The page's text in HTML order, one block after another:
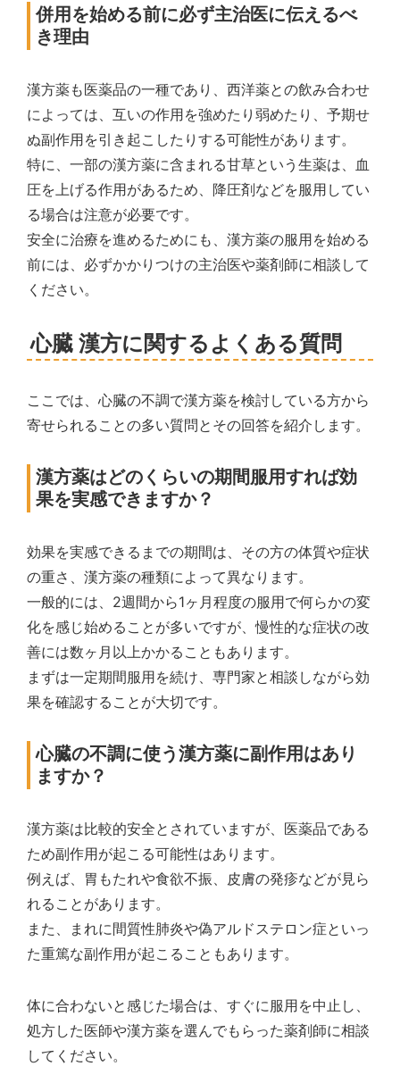
併用を始める前に必ず主治医に伝えるべ
き理由
漢方薬も医薬品の一種であり、西洋薬との飲み合わせ
によっては、互いの作用を強めたり弱めたり、予期せ
ぬ副作用を引き起こしたりする可能性があります。
特に、一部の漢方薬に含まれる甘草という生薬は、血
圧を上げる作用があるため、降圧剤などを服用してい
る場合は注意が必要です。
安全に治療を進めるためにも、漢方薬の服用を始める
前には、必ずかかりつけの主治医や薬剤師に相談して
ください。
心臓 漢方に関するよくある質問
ここでは、心臓の不調で漢方薬を検討している方から
寄せられることの多い質問とその回答を紹介します。
漢方薬はどのくらいの期間服用すれば効
果を実感できますか？
効果を実感できるまでの期間は、その方の体質や症状
の重さ、漢方薬の種類によって異なります。
一般的には、2週間から1ヶ月程度の服用で何らかの変
化を感じ始めることが多いですが、慢性的な症状の改
善には数ヶ月以上かかることもあります。
まずは一定期間服用を続け、専門家と相談しながら効
果を確認することが大切です。
心臓の不調に使う漢方薬に副作用はあり
ますか？
漢方薬は比較的安全とされていますが、医薬品である
ため副作用が起こる可能性はあります。
例えば、胃もたれや食欲不振、皮膚の発疹などが見ら
れることがあります。
また、まれに間質性肺炎や偽アルドステロン症といっ
た重篤な副作用が起こることもあります。
体に合わないと感じた場合は、すぐに服用を中止し、
処方した医師や漢方薬を選んでもらった薬剤師に相談
してください。